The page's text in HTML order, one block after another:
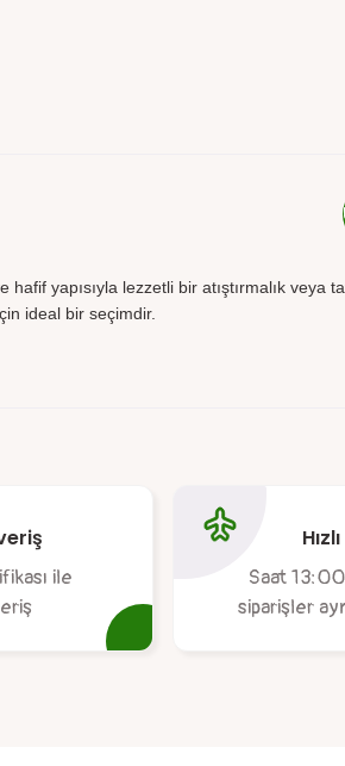
hafif yapısıyla lezzetli bir atıştırmalık
ideal bir seçimdir.
görüntülenemiyor.
bulunuyor.
ile
Saat
siparişler